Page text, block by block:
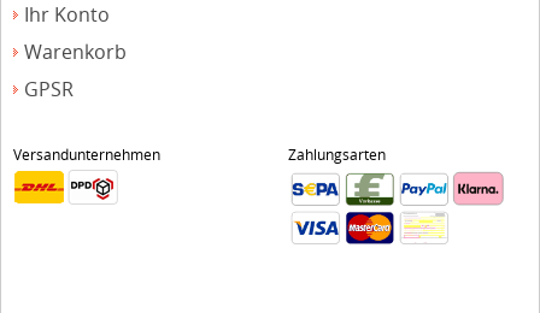
Ihr Konto
Warenkorb
GPSR
Versandunternehmen Zahlungsarten